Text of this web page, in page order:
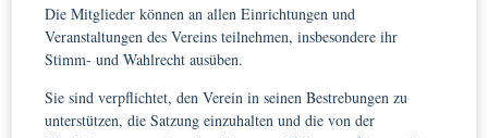
Die Mitglieder können an allen Einrichtungen und
Veranstaltungen des Vereins teilnehmen, insbesondere ihr
Stimm- und Wahlrecht ausüben.
Sie sind verpflichtet, den Verein in seinen Bestrebungen zu
unterstützen, die Satzung einzuhalten und die von der